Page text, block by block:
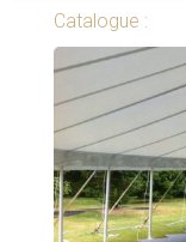
Catalogue :